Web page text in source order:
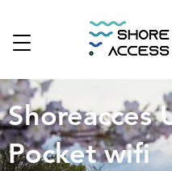
Shoreacces
Pocket wifi